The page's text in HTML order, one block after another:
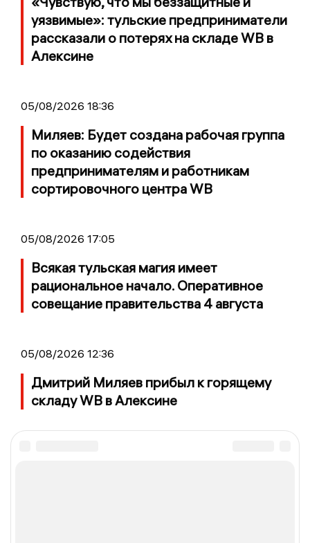
уязвимые»: тульские предприниматели
рассказали о потерях на складе WB в
Алексине
05/08/2026 18:36
Миляев: Будет создана рабочая группа
по оказанию содействия
предпринимателям и работникам
сортировочного центра WB
05/08/2026 17:05
Всякая тульская магия имеет
рациональное начало. Оперативное
совещание правительства 4 августа
05/08/2026 12:36
Дмитрий Миляев прибыл к горящему
складу WB в Алексине